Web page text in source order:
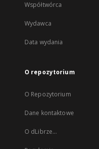
Współtwórca
Wydawca
Data wydania
O repozytorium
O Repozytorium
Dane kontaktowe
O dLibrze...